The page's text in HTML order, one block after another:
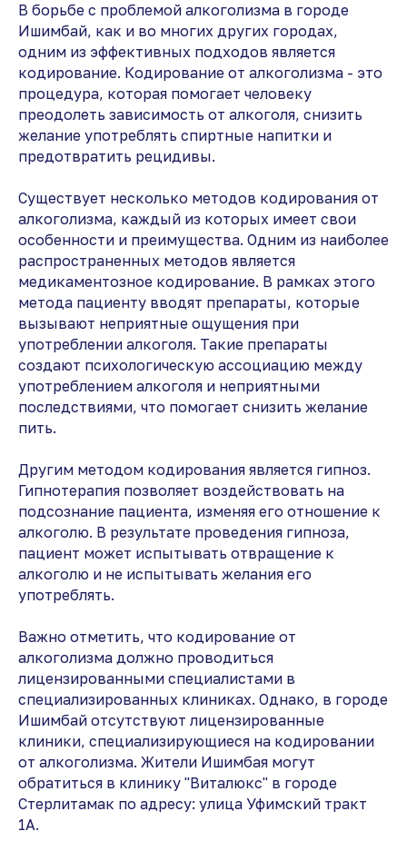
В борьбе с проблемой алкоголизма в городе
Ишимбай, как и во многих других городах,
одним из эффективных подходов является
кодирование. Кодирование от алкоголизма - это
процедура, которая помогает человеку
преодолеть зависимость от алкоголя, снизить
желание употреблять спиртные напитки и
предотвратить рецидивы.
Существует несколько методов кодирования от
алкоголизма, каждый из которых имеет свои
особенности и преимущества. Одним из наиболее
распространенных методов является
медикаментозное кодирование. В рамках этого
метода пациенту вводят препараты, которые
вызывают неприятные ощущения при
употреблении алкоголя. Такие препараты
создают психологическую ассоциацию между
употреблением алкоголя и неприятными
последствиями, что помогает снизить желание
пить.
Другим методом кодирования является гипноз.
Гипнотерапия позволяет воздействовать на
подсознание пациента, изменяя его отношение к
алкоголю. В результате проведения гипноза,
пациент может испытывать отвращение к
алкоголю и не испытывать желания его
употреблять.
Важно отметить, что кодирование от
алкоголизма должно проводиться
лицензированными специалистами в
специализированных клиниках. Однако, в городе
Ишимбай отсутствуют лицензированные
клиники, специализирующиеся на кодировании
от алкоголизма. Жители Ишимбая могут
обратиться в клинику "Виталюкс" в городе
Стерлитамак по адресу: улица Уфимский тракт
1А.